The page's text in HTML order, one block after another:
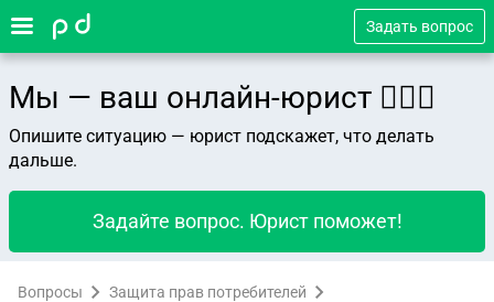
Задать вопрос
Мы — ваш онлайн-юрист 👨🏻‍⚖️
Опишите ситуацию — юрист подскажет, что делать
дальше.
Задайте вопрос. Юрист поможет!
Вопросы Защита прав потребителей